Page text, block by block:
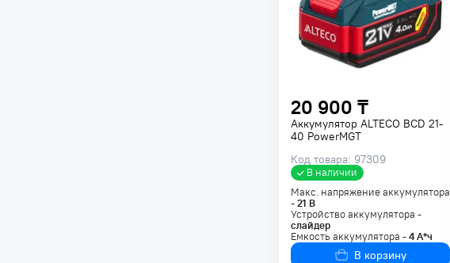
20 900 ₸
Аккумулятор ALTECO BCD 21-
40 PowerMGT
Код товара: 97309
В наличии
Макс. напряжение аккумулятора
-21 В
Устройство аккумулятора -
слайдер
Емкость аккумулятора -4А*ч
В корзину